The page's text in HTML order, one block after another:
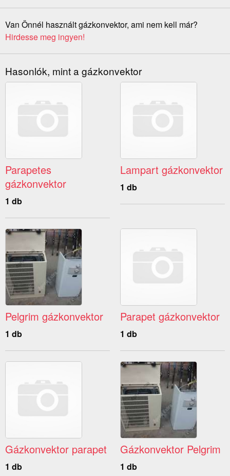
Van Önnél használt gázkonvektor, ami nem kell már?
Hirdesse meg ingyen!
Hasonlók, mint a gázkonvektor
Parapetes
gázkonvektor
1 db
Lampart gázkonvektor
1 db
Pelgrim gázkonvektor
1 db
Parapet gázkonvektor
1 db
Gázkonvektor parapet
1 db
Gázkonvektor Pelgrim
1 db